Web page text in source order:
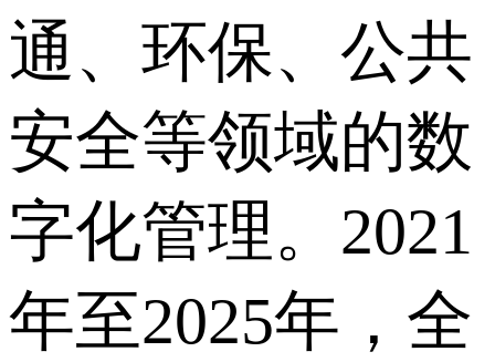
通、环保、公共
安全等领域的数
字化管理。2021
年至2025年，全